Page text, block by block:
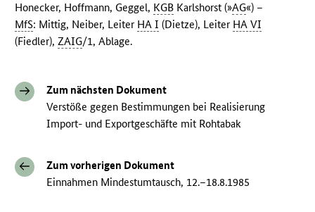
Honecker, Hoffmann, Geggel, KGB Karlshorst (»AG«) –
MfS: Mittig, Neiber, Leiter HA I (Dietze), Leiter HA VI
(Fiedler),ZAIG/1, Ablage.
Zum nächsten Dokument
Verstöße gegen Bestimmungen bei Realisierung
Import- und Exportgeschäfte mit Rohtabak
Zum vorherigen Dokument
Einnahmen Mindestumtausch, 12.–18.8.1985